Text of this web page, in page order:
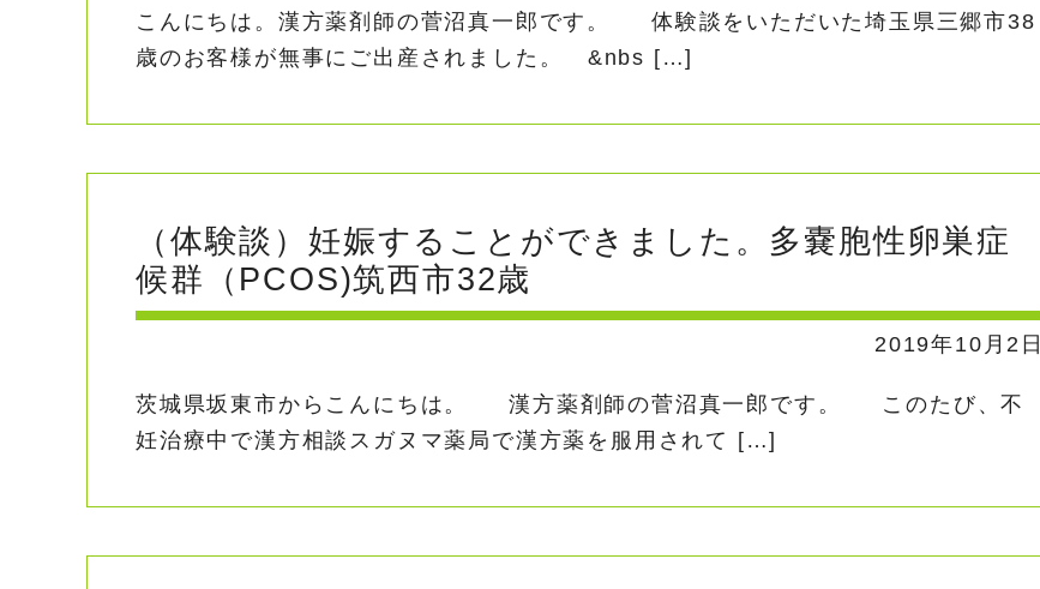
こんにちは。漢方薬剤師の菅沼真一郎です。 体験談をいただいた埼玉県三郷市38
歳のお客様が無事にご出産されました。 &nbs […]
（体験談）妊娠することができました。多嚢胞性卵巣症
候群（PCOS)筑西市32歳
2019年10月2日
茨城県坂東市からこんにちは。 漢方薬剤師の菅沼真一郎です。 このたび、不
妊治療中で漢方相談スガヌマ薬局で漢方薬を服用されて […]